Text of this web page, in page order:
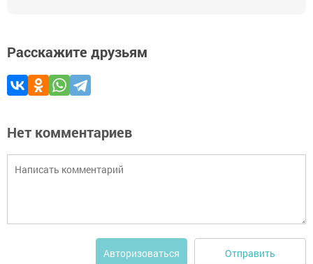
Расскажите друзьям
Нет комментариев
Авторизоваться Отправить